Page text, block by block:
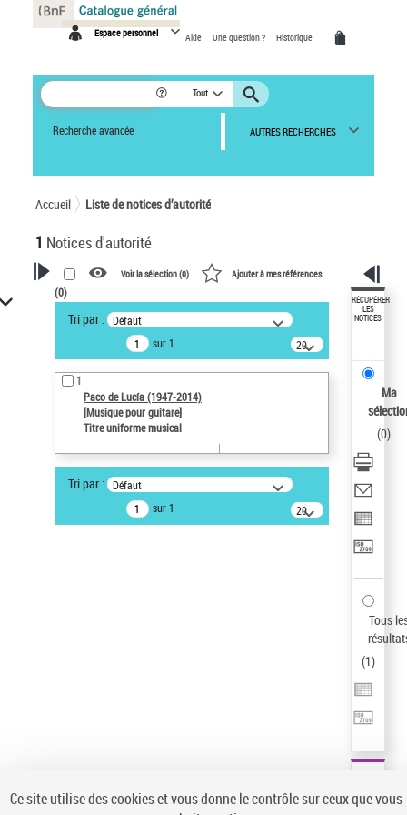
Espace personnel Aide Une question ? Historique
Tout
Recherche avancée AUTRES RECHERCHES
Accueil Liste de notices d’autorité
1 Notices d'autorité
VOTRE RECHERCHE
Recherche avancée dans les
notices d’autorité
Œuvres liées à l'auteur :
Paco de Lucía (1947-2014)
Auteur d’œuvre
Type de notice d'autorité
Œuvre
Sauvegarder votre recherche
Voir la sélection (0) Ajouter à mes références
(0)
Tri par : Défaut
sur 1
20
résultats/page
1
Paco de Lucía (1947-2014)
[Musique pour guitare]
Titre uniforme musical
Tri par : Défaut
sur 1
20
résultats/page
RÉCUPÉRER
LES
NOTICES
Ma
(0)
Tous
(1)
Panneau de gestion des cookies
Ce site utilise des cookies et vous donne le contrôle sur ceux que vous